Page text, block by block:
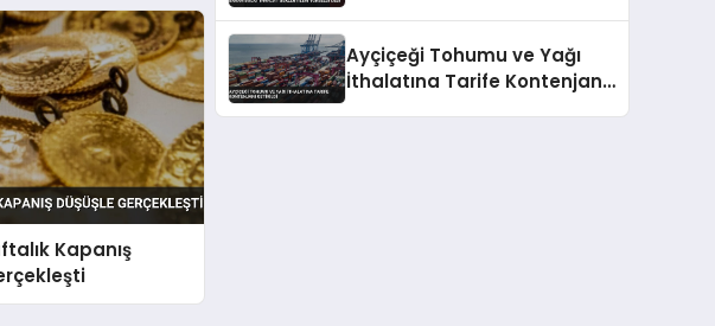
Kapanış
Ayçiçeği Tohumu ve Yağı
İthalatına Tarife Kontenjanı